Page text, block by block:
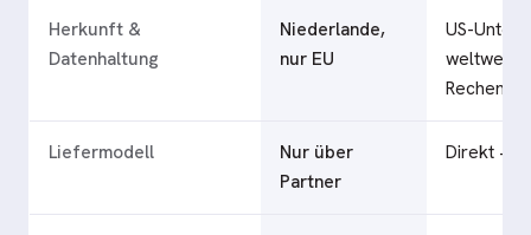
Herkunft &
Datenhaltung
Niederlande,
nur EU
US-
weltweite
Liefermodell
Nur über
Partner
Direkt +